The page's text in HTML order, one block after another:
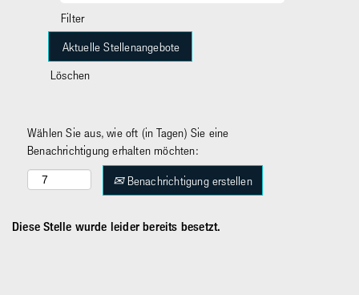
Filter
Löschen
Wählen Sie aus, wie oft (in Tagen) Sie eine
Benachrichtigung erhalten möchten:
Benachrichtigung erstellen
Diese Stelle wurde leider bereits besetzt.